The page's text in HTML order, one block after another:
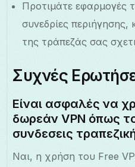
Προτιμάτε εφαρμογές
συνεδρίες περιήγησης,
της τράπεζάς σας
Συχνές
Είναι ασφαλές να
δωρεάν VPN όπως
συνδεσεις
Ναι, η χρήση του Free